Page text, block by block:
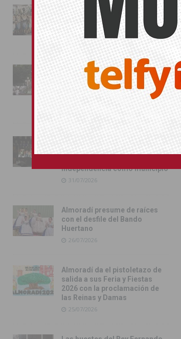
La magia de la Entrada Mora
conquista las calles de
Almoradí
01/08/2026
La fiesta se adueña de
Almoradí con la presentación
de los cargos festeros y la
toma del castillo
31/07/2026
Pilar de la Horadada
conmemora con emoción el
independencia como municipio
31/07/2026
Almoradí presume de raíces
con el desfile del Bando
Huertano
26/07/2026
Almoradí da el pistoletazo de
salida a sus Feria y Fiestas
2026 con la proclamación de
las Reinas y Damas
25/07/2026